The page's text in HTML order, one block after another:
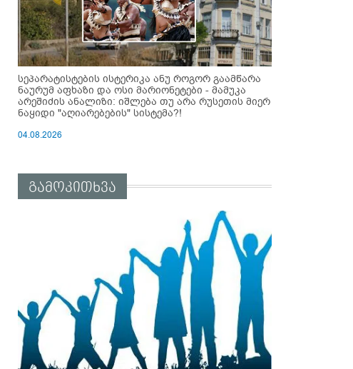
სეპარატისტების ისტერიკა ანუ როგორ გაამწარა
ნაურუმ აფხაზი და ოსი მარიონეტები - მამუკა
არეშიძის ანალიზი: იშლება თუ არა რუსეთის მიერ
ნაყიდი "აღიარებების" სისტემა?!
04.08.2026
გამოკითხვა